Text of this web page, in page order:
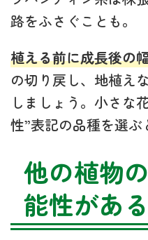
路をふさぐことも。
植える前に成長後の
の切り戻し、地植え
しましょう。小さな
性”表記の品種を選ぶ
他の植物
能性がある